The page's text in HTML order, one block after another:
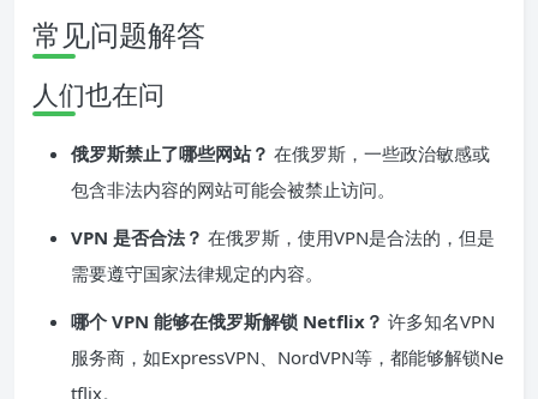
常见问题解答
人们也在问
俄罗斯禁止了哪些网站？ 在俄罗斯，一些政治敏感或
包含非法内容的网站可能会被禁止访问。
VPN 是否合法？ 在俄罗斯，使用VPN是合法的，但是
需要遵守国家法律规定的内容。
哪个 VPN 能够在俄罗斯解锁 Netflix？ 许多知名VPN
服务商，如ExpressVPN、NordVPN等，都能够解锁Ne
tflix。